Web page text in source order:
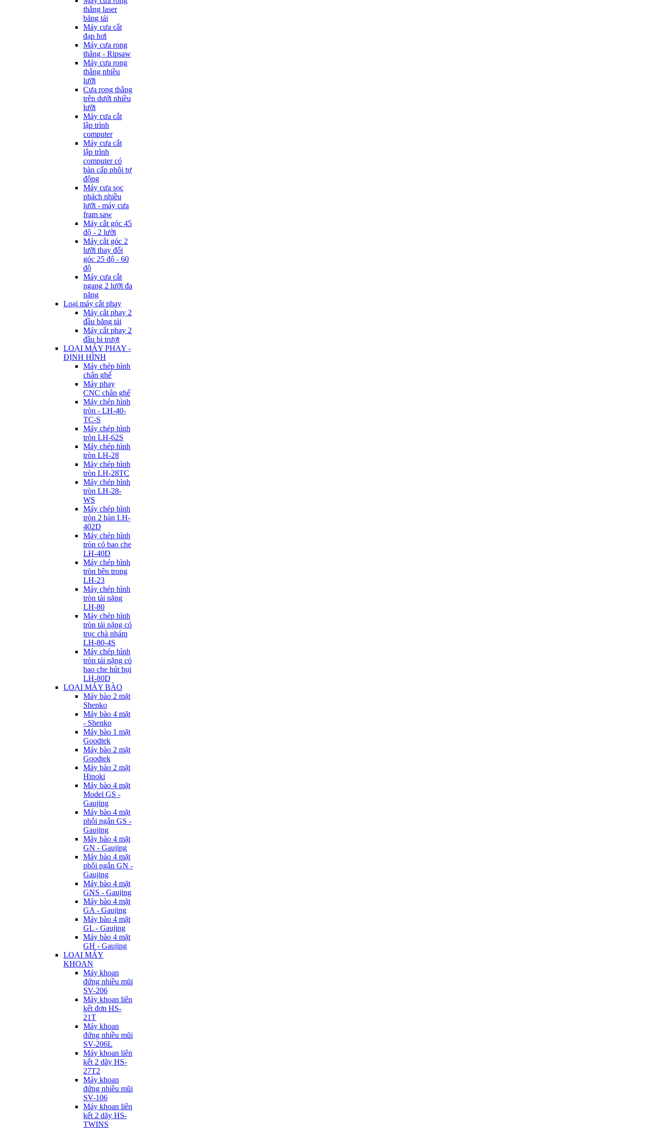
thẳng laser
băng tải
Máy cưa cắt
đạp hơi
Máy cưa rong
thẳng - Ripsaw
Máy cưa rong
thẳng nhiều
lưỡi
Cưa rong thẳng
trên dưới nhiều
lưỡi
Máy cưa cắt
lập trình
computer
Máy cưa cắt
lập trình
computer có
bàn cấp phôi tự
động
Máy cưa sọc
phách nhiều
lưỡi - máy cưa
fram saw
Máy cắt góc 45
độ - 2 lưỡi
Máy cắt góc 2
lưỡi thay đổi
góc 25 độ - 60
độ
Máy cưa cắt
ngang 2 lưỡi đa
năng
Loại máy cắt phay
Máy cắt phay 2
đầu băng tải
Máy cắt phay 2
đầu bi trượt
LOẠI MÁY PHAY -
ĐỊNH HÌNH
Máy chép hình
chân ghế
Máy phay
CNC chân ghế
Máy chép hình
tròn - LH-40-
TC-S
Máy chép hình
tròn LH-62S
Máy chép hình
tròn LH-28
Máy chép hình
tròn LH-28TC
Máy chép hình
tròn LH-28-
WS
Máy chép hình
tròn 2 bàn LH-
402D
Máy chép hình
tròn có bao che
LH-40D
Máy chép hình
tròn bên trong
LH-23
Máy chép hình
tròn tải nặng
LH-80
Máy chép hình
tròn tải nặng có
trục chà nhám
LH-80-4S
Máy chép hình
tròn tải nặng có
bao che hút bụi
LH-80D
LOẠI MÁY BÀO
Máy bào 2 mặt
Shenko
Máy bào 4 mặt
- Shenko
Máy bào 1 mặt
Goodtek
Máy bào 2 mặt
Goodtek
Máy bào 2 mặt
Hinoki
Máy bào 4 mặt
Model GS -
Gaujing
Máy bào 4 mặt
phôi ngắn GS -
Gaujing
Máy bào 4 mặt
GN - Gaujing
Máy bào 4 mặt
phôi ngắn GN -
Gaujing
Máy bào 4 mặt
GNS - Gaujing
Máy bào 4 mặt
GA - Gaujing
Máy bào 4 mặt
GL - Gaujing
Máy bào 4 mặt
GH - Gaujing
LOẠI MÁY
KHOAN
Máy khoan
đứng nhiều mũi
SV-206
Máy khoan liên
kết đơn HS-
21T
Máy khoan
đứng nhiều mũi
SV-206L
Máy khoan liên
kết 2 dãy HS-
27T2
Máy khoan
đứng nhiều mũi
SV-106
Máy khoan liên
kết 2 dãy HS-
TWINS